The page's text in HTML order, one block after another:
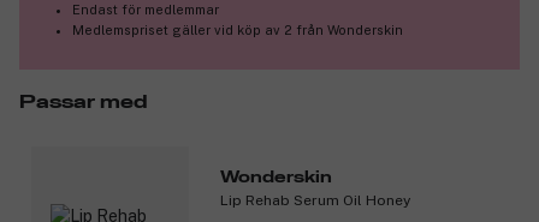
Endast för medlemmar
Medlemspriset gäller vid köp av 2 från Wonderskin
Passar med
Wonderskin
Lip Rehab Serum Oil Honey